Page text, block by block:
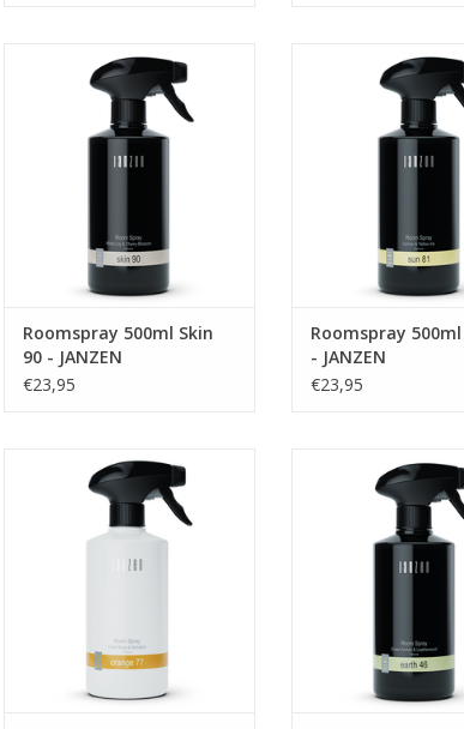
Opgewekt en vrolijk, dat is Skin
90. De kersenbloesem heeft in
Japan een haast heilige status.
Met haar lichtroze blaadjes en
waar feest voor de zintuigen. Het
met
TOEVOEGEN AAN WINKELWAGEN
Roomspray 500ml Skin
90 - JANZEN
€23,95
Zwoel als een
elegant als de
aan de waterkant. En
en fris, als een nieuw
geeft je het hele jaar
TOEVOEGEN AAN
Roomspray 500ml
- JANZEN
€23,95
Roomspray 500ml Orange 77 -
JANZEN
TOEVOEGEN AAN WINKELWAGEN
Roomspray 500ml
JANZEN
TOEVOEGEN AAN